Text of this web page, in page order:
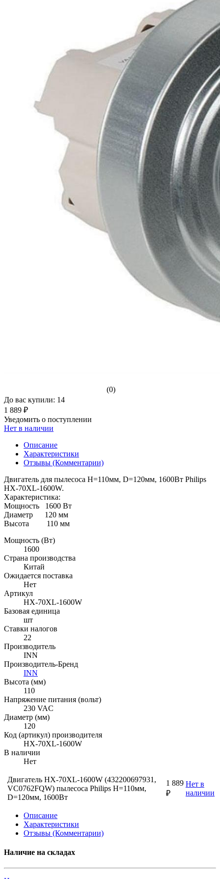
(0)
До вас купили: 14
1 889 ₽
Уведомить о поступлении
Нет в наличии
Описание
Характеристики
Отзывы (Комментарии)
Двигатель для пылесоса H=110мм, D=120мм, 1600Вт Philips
HX-70XL-1600W.
Характеристика:
Мощность 1600 Вт
Диаметр 120 мм
Высота 110 мм
Мощность (Вт)
1600
Страна производства
Китай
Ожидается поставка
Нет
Артикул
HX-70XL-1600W
Базовая единица
шт
Ставки налогов
22
Производитель
INN
Производитель-Бренд
INN
Высота (мм)
110
Напряжение питания (вольт)
230 VAC
Диаметр (мм)
120
Код (артикул) производителя
HX-70XL-1600W
В наличии
Нет
Двигатель HX-70XL-1600W (432200697931,
VC0762FQW) пылесоса Philips H=110мм,
D=120мм, 1600Вт
1 889
₽
Нет в
наличии
Описание
Характеристики
Отзывы (Комментарии)
Наличие на складах